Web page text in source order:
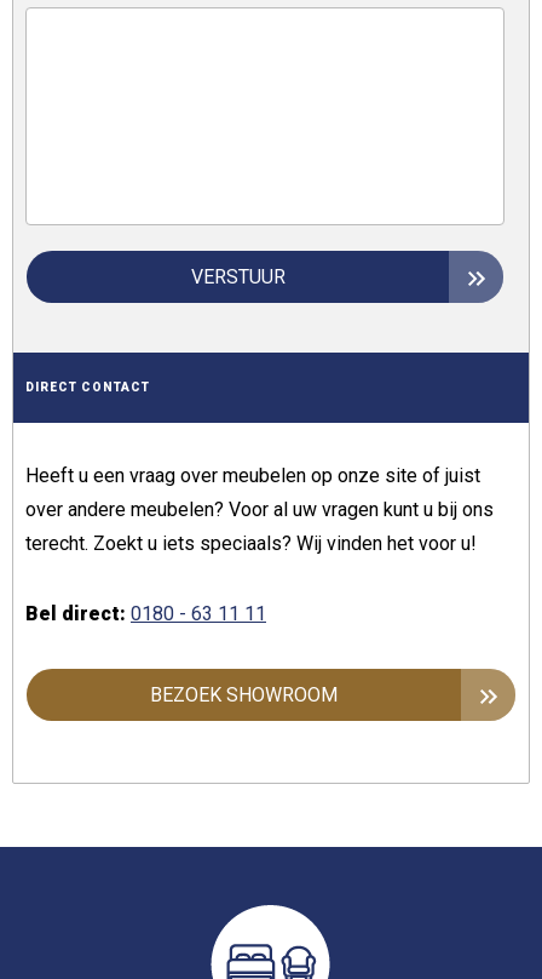
VERSTUUR
DIRECT CONTACT
Heeft u een vraag over meubelen op onze site of juist
over andere meubelen? Voor al uw vragen kunt u bij ons
terecht. Zoekt u iets speciaals? Wij vinden het voor u!
Bel direct: 0180 - 63 11 11
BEZOEK SHOWROOM